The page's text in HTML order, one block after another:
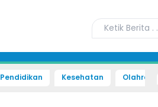
Pendidikan Kesehatan Olahraga